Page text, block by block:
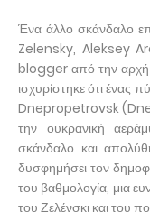
Ένα άλλο σκάνδαλο
Zelensky, Aleksey
blogger από την
ισχυρίστηκε ότι ένας
Dnepropetrovsk
την ουκρανική
σκάνδαλο και
δυσφημήσει τον
του βαθμολογία, μια
του Ζελένσκι και του